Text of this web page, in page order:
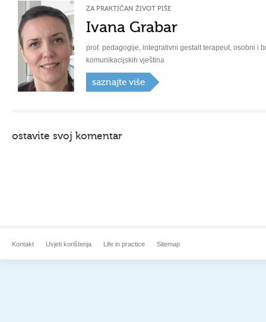
ZA PRAKTIČAN ŽIVOT PIŠE
Ivana Grabar
prof. pedagogije, integrativni gestalt terapeut, osobni i
komunikacijskih vještina
saznajte više
ostavite svoj komentar
Kontakt Uvjeti korištenja Life in practice Sitemap